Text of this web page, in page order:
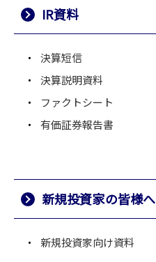
IR資料
決算短信
決算説明資料
ファクトシート
有価証券報告書
新規投資家の皆様へ
新規投資家向け資料